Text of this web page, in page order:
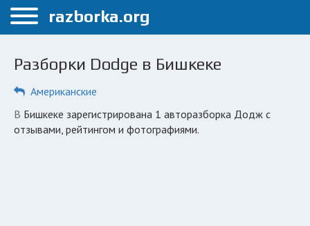
Меню
Бишкек
ПОЛЬЗОВАТЕЛЯМ
Каталог разборок
Разборки Dodge в Бишкеке
Американские
в Бишкеке зарегистрирована 1 авторазборка Додж с
отзывами, рейтингом и фотографиями.
razborka.org